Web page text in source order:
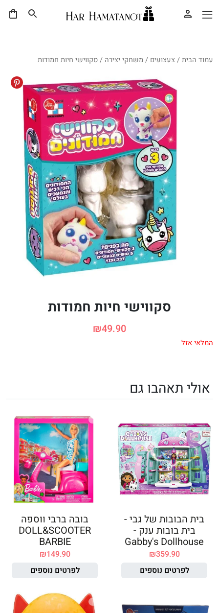
עמוד הבית/צעצועים /משחקי יצירה / סקווישי חיות חמודות
סקווישי חיות חמודות
₪49.90
המלאי אזל
אולי תאהבו גם
בית הבובות של גבי -
בית בובות ענק -
Gabby's Dollhouse
₪359.90
לפרטים נוספים
בובה ברבי ווספה
DOLL&SCOOTER
BARBIE
₪149.90
לפרטים נוספים